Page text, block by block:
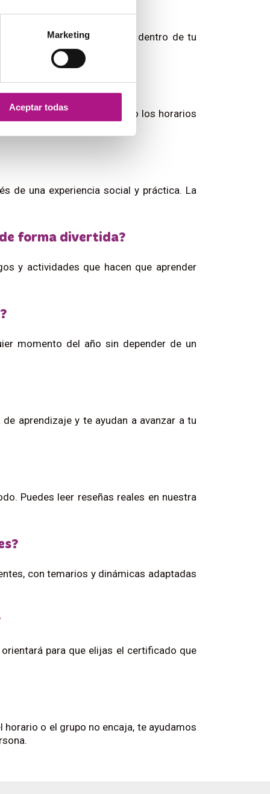
Marketing
Aceptar todas
las veces que quieras dentro de tu
en tiempo real, eligiendo los horarios
de una experiencia social y práctica. La
forma divertida?
y actividades que hacen que aprender
momento del año sin depender de un
aprendizaje y te ayudan a avanzar a tu
Puedes leer reseñas reales en nuestra
con temarios y dinámicas adaptadas
para que elijas el certificado que
horario o el grupo no encaja, te ayudamos